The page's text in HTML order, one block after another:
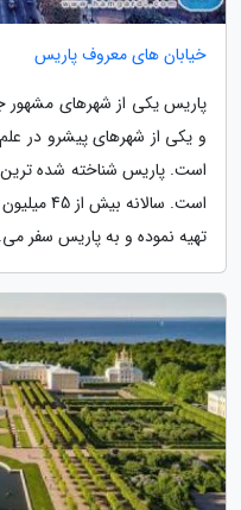
خیابان های معروف پاریس
پاریس یکی از شهرهای مشهور
و یکی از شهرهای پیشرو در
است. پاریس شناخته شده
است.
تهیه نموده و به پاریس سفر